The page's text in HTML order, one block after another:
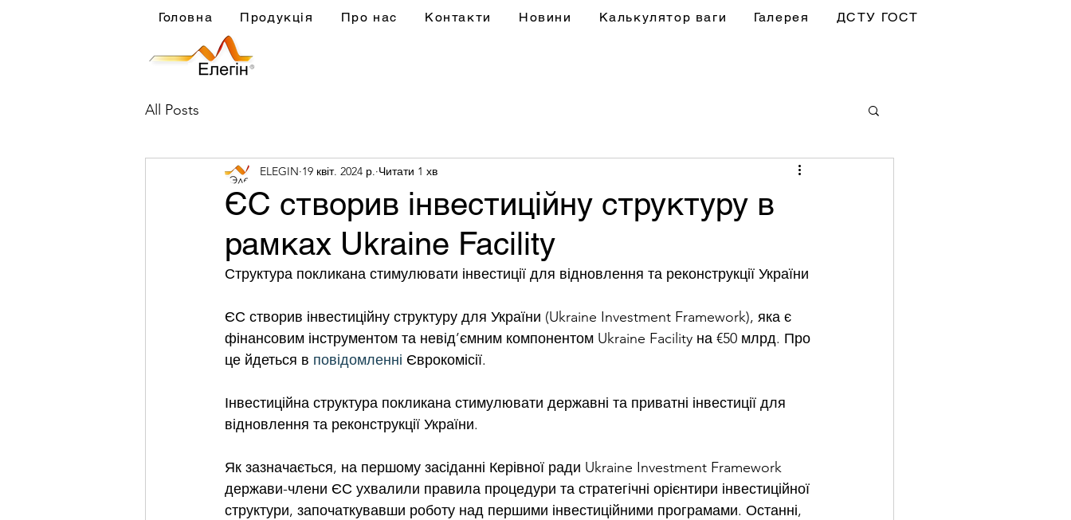
Головна Продукція Про нас Контакти Новини Калькулятор ваги Галерея ДСТУ ГОСТ
All Posts
ЄС створив інвестиційну структуру в
рамках Ukraine Facility
ELEGIN 19 квіт. 2024 р. Читати 1 хв
Структура покликана стимулювати інвестиції для відновлення та реконструкції України
ЄС створив інвестиційну структуру для України (Ukraine Investment Framework), яка є
фінансовим інструментом та невід’ємним компонентом Ukraine Facility на €50 млрд. Про
це йдеться в повідомленні Єврокомісії.
Інвестиційна структура покликана стимулювати державні та приватні інвестиції для
відновлення та реконструкції України.
Як зазначається, на першому засіданні Керівної ради Ukraine Investment Framework
держави-члени ЄС ухвалили правила процедури та стратегічні орієнтири інвестиційної
структури, започаткувавши роботу над першими інвестиційними програмами. Останні,